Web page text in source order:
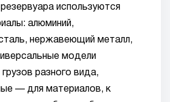
используются
алюминий,
нержавеющий металл,
модели
разного вида,
— для материалов, к